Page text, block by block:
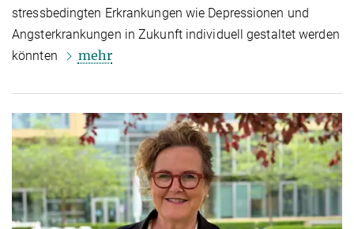
stressbedingten Erkrankungen wie Depressionen und
Angsterkrankungen in Zukunft individuell gestaltet werden
könnten
mehr